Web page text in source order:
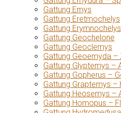
Gattung Emys
Gattung Eretmochelys
Gattung Erymnochelys
Gattung Geochelone
Gattung Geoclemys
Gattung Geoemyda –
Gattung Glyptemys –
Gattung Gopherus –
Gattung Graptemys –
Gattung Heosemys –
Gattung Homopus –